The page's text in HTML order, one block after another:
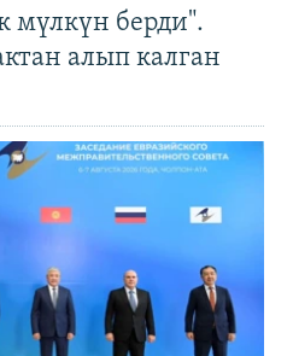
мүлкүн берди".
алып калган